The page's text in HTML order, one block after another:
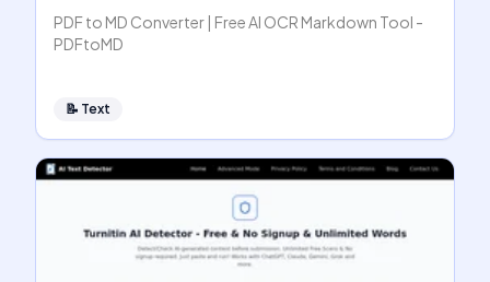
PDF to MD Converter | Free AI OCR Markdown Tool -
PDFtoMD
📝 Text